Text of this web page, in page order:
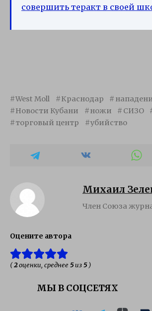
совершить теракт в своей
West Moll Краснодар
Новости Кубани
ножи СИЗО
торговый центр
убийство
Михаил
Член Союза
Оцените автора
(2оценки, среднее 5из5)
МЫ В СОЦСЕТЯХ